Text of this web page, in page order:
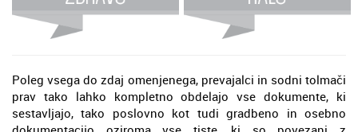
Poleg vsega do zdaj omenjenega, prevajalci in sodni tolmači
prav tako lahko kompletno obdelajo vse dokumente, ki
sestavljajo, tako poslovno kot tudi gradbeno in osebno